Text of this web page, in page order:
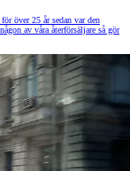
över 25 år sedan var den
av våra återförsäljare så gör